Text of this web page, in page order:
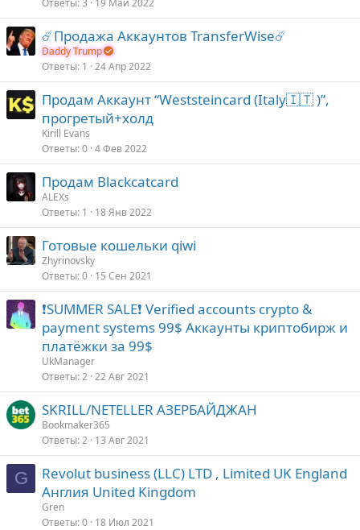
☄️Продажа Аккаунтов TransferWise☄️
Daddy Trump
Ответы 1 24 Апр 2022
Продам Аккаунт “Weststeincard (Italy🇮🇹 )”,
прогретый+холд
Kirill Evans
Ответы 0 4 Фев 2022
Продам Blackcatcard
ALEXs
Ответы 1 18 Янв 2022
Готовые кошельки qiwi
Zhyrinovsky
Ответы 0 15 Сен 2021
❗️SUMMER SALE❗️ Verified accounts crypto &
payment systems 99$ Аккаунты криптобирж и
платёжки за 99$
UkManager
Ответы 2 22 Авг 2021
SKRILL/NETELLER АЗЕРБАЙДЖАН
Bookmaker365
Ответы 2 13 Авг 2021
G
Revolut business (LLC) LTD , Limited UK England
Англия United Kingdom
Gren
Ответы 0 18 Июл 2021